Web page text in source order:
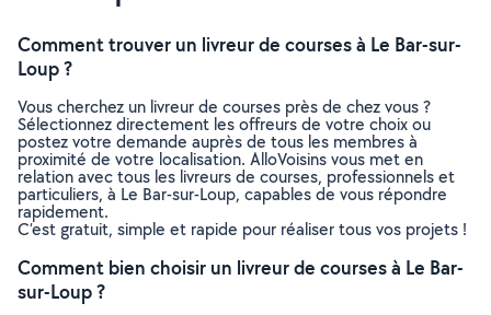
Comment trouver un livreur de courses à Le Bar-sur-
Loup ?
Vous cherchez un livreur de courses près de chez vous ?
Sélectionnez directement les offreurs de votre choix ou
postez votre demande auprès de tous les membres à
proximité de votre localisation. AlloVoisins vous met en
relation avec tous les livreurs de courses, professionnels et
particuliers, à Le Bar-sur-Loup, capables de vous répondre
rapidement.
C’est gratuit, simple et rapide pour réaliser tous vos projets !
Comment bien choisir un livreur de courses à Le Bar-
sur-Loup ?